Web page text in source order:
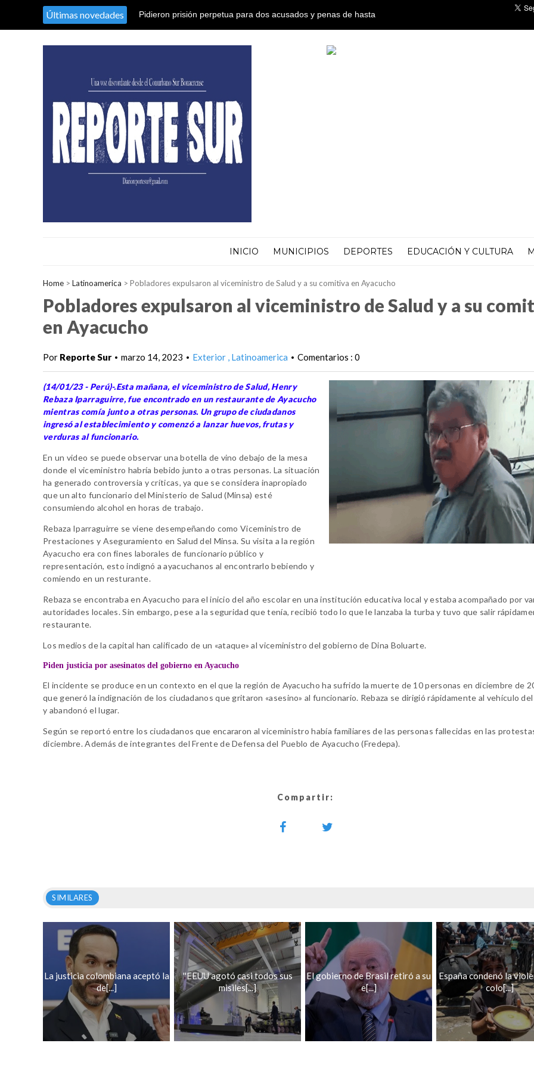
Últimas novedades
Pidieron prisión perpetua para dos acusados y penas de hasta
INICIO MUNICIPIOS DEPORTES EDUCACIÓN Y CULTURA
Home > Latinoamerica > Pobladores expulsaron al viceministro de Salud y a su comitiva en Ayacucho
Pobladores expulsaron al viceministro de Salud y a su
en Ayacucho
Por Reporte Sur • marzo 14, 2023 • Exterior Latinoamerica • Comentarios : 0
(14/01/23 - Perú)-.Esta mañana, el viceministro de Salud, Henry
Rebaza Iparraguirre, fue encontrado en un restaurante de Ayacucho
mientras comía junto a otras personas. Un grupo de ciudadanos
ingresó al establecimiento y comenzó a lanzar huevos, frutas y
verduras al funcionario.
En un video se puede observar una botella de vino debajo de la mesa
donde el viceministro habría bebido junto a otras personas. La situación
ha generado controversia y críticas, ya que se considera inapropiado
que un alto funcionario del Ministerio de Salud (Minsa) esté
consumiendo alcohol en horas de trabajo.
Rebaza Iparraguirre se viene desempeñando como Viceministro de
Prestaciones y Aseguramiento en Salud del Minsa. Su visita a la región
Ayacucho era con fines laborales de funcionario público y
representación, esto indignó a ayacuchanos al encontrarlo bebiendo y
comiendo en un resturante.
Rebaza se encontraba en Ayacucho para el inicio del año escolar en una institución educativa local y estaba acompañado por
autoridades locales. Sin embargo, pese a la seguridad que tenía, recibió todo lo que le lanzaba la turba y tuvo que salir
restaurante.
Los medios de la capital han calificado de un «ataque» al viceministro del gobierno de Dina Boluarte.
Piden justicia por asesinatos del gobierno en Ayacucho
El incidente se produce en un contexto en el que la región de Ayacucho ha sufrido la muerte de 10 personas en diciembre de
que generó la indignación de los ciudadanos que gritaron «asesino» al funcionario. Rebaza se dirigió rápidamente al vehículo
y abandonó el lugar.
Según se reportó entre los ciudadanos que encararon al viceministro había familiares de las personas fallecidas en las
diciembre. Además de integrantes del Frente de Defensa del Pueblo de Ayacucho (Fredepa).
Compartir:
SIMILARES
La justicia colombiana aceptó la
de[...]
''EEUU agotó casi todos sus
misiles[...]
El gobierno de Brasil retiró a su
e[...]
España condenó la
colo[...]